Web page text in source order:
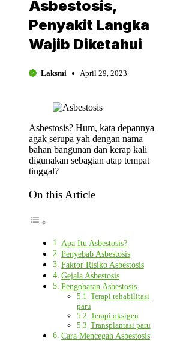
Asbestosis,
Penyakit Langka
Wajib Diketahui
Laksmi April 29, 2023
Asbestosis? Hum, kata depannya
agak serupa yah dengan nama
bahan bangunan dan kerap kali
digunakan sebagian atap tempat
tinggal?
On this Article
Apa Itu Asbestosis?
Penyebab Asbestosis
Faktor Risiko Asbestosis
Gejala Asbestosis
Pengobatan Asbestosis
Terapi rehabilitasi
paru
Terapi oksigen
Transplantasi paru
Cara Mencegah Asbestosis